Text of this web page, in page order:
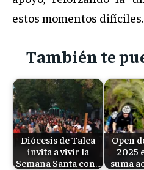
estos momentos difíciles.
También te
Diócesis de Talca
invita a vivir la
Semana Santa con…
Open
2025
suma